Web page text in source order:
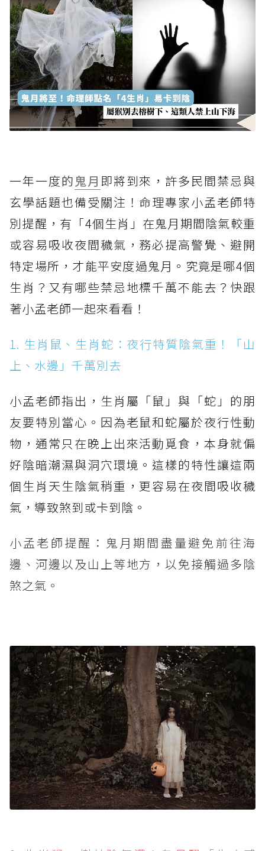
一年一度的 鬼月 即將到來，許多民間禁忌與
玄學話題也備受關注！命理專家小孟老師特
別提醒，有「4個生肖」在鬼月期間陰氣較重
或容易吸收夜間穢氣，務必提高警覺、避開
特定場所，才能平安度過鬼月。究竟是哪4個
生肖？又有哪些禁忌地標千萬不能去？快跟
著小孟老師一起來看看！
1. 生肖鼠、生肖蛇：夜行特質陰氣重！「山
上、水邊」千萬別去
小孟老師指出，生肖屬「鼠」與「蛇」的朋
友要特別當心。因為老鼠和蛇屬於夜行性動
物，通常只在晚上出來活動覓食，本身就偏
好陰暗潮濕與洞穴環境。這樣的特性讓這兩
個生肖天生陰氣稍重，更容易在夜間吸收穢
氣，導致煞到或卡到陰。
小孟老師提醒：鬼月期間盡量避免前往海
邊、河邊以及山上等地方，以免接觸過多陰
煞之氣。